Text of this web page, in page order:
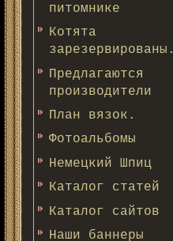
питомнике
Котята
зарезервированы.
Предлагаются
производители
План вязок.
Фотоальбомы
Немецкий Шпиц
Каталог статей
Каталог сайтов
Наши баннеры